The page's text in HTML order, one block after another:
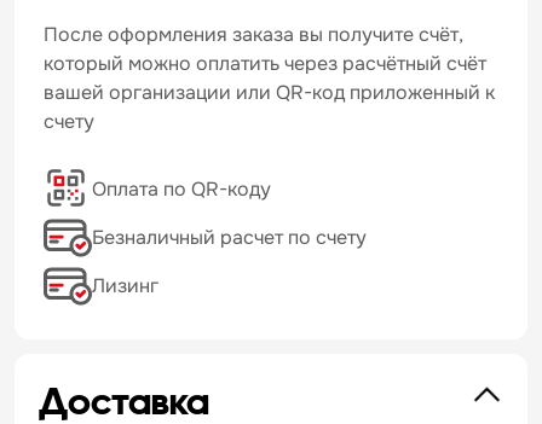
После оформления заказа вы получите счёт,
который можно оплатить через расчётный счёт
вашей организации или QR-код приложенный к
счету
Оплата по QR-коду
Безналичный расчет по счету
Лизинг
Доставка